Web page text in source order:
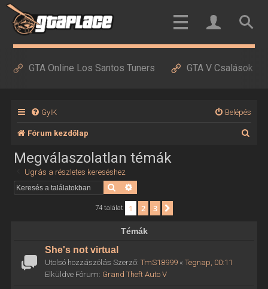
GTA Online Los Santos Tuners GTA V Csalások
GyIK Belépés
Fórum kezdőlap
Megválaszolatlan témák
Ugrás a részletes kereséshez
Keresés
74 találat 1 2 3
Témák
She's not virtual
Utolsó hozzászólás Szerző: TmS18999« Tegnap, 00:11
Elküldve Fórum: Grand Theft Auto V